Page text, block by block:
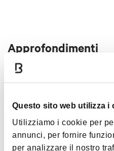
Questo sito web utilizza i
Utilizziamo i cookie per
annunci, per fornire
per analizzare il nostro
Approfondimenti
Visite guidate gratuite
al
informazioni sulsito
Mostra altro